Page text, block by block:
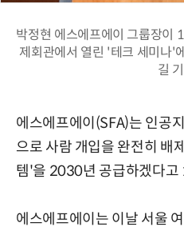
박정현 에스에프에이 그룹장이
제회관에서 열린 '테크 세미나'
길
에스에프에이(SFA)는 인공
으로 사람 개입을 완전히 배
템'을 2030년 공급하겠다고
에스에프에이는 이날 서울